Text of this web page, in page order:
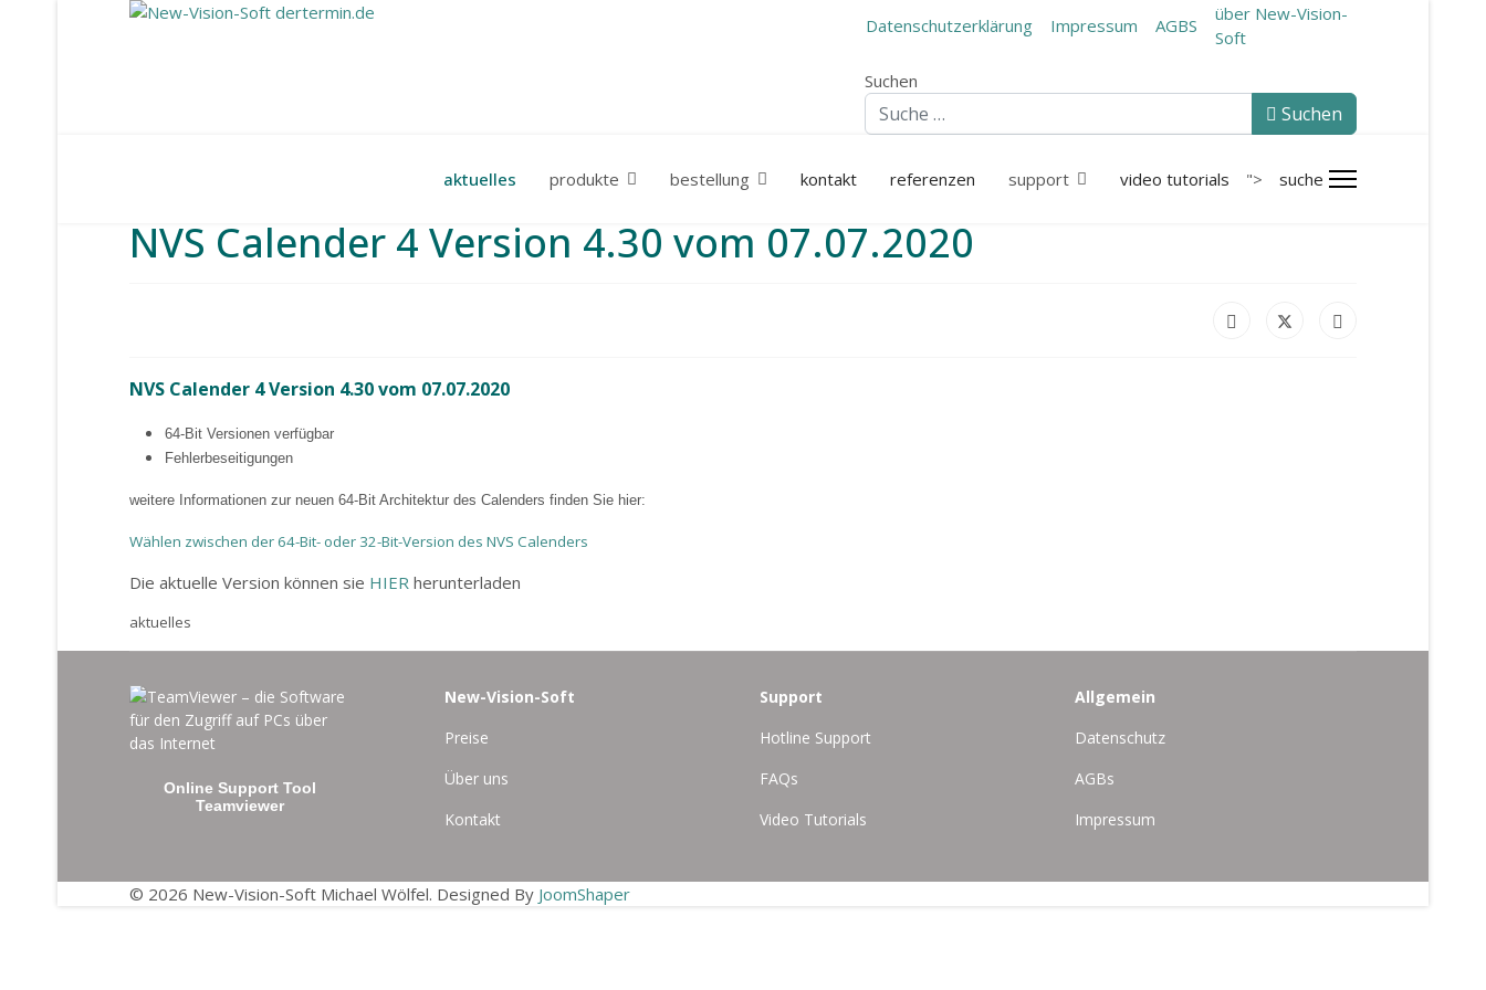
Datenschutzerklärung Impressum AGBS
über New-Vision-
Soft
Suchen
Suchen
aktuelles produkte bestellung kontakt referenzen support video tutorials "> suche
NVS Calender 4 Version 4.30 vom 07.07.2020
NVS Calender 4 Version 4.30 vom 07.07.2020
64-Bit Versionen verfügbar
Fehlerbeseitigungen
weitere Informationen zur neuen 64-Bit Architektur des Calenders finden Sie hier:
Wählen zwischen der 64-Bit- oder 32-Bit-Version des NVS Calenders
Die aktuelle Version können sie HIER herunterladen
aktuelles
Online Support Tool
Teamviewer
New-Vision-Soft
Preise
Über uns
Kontakt
Support
Hotline Support
FAQs
Video Tutorials
Allgemein
Datenschutz
AGBs
Impressum
© 2026 New-Vision-Soft Michael Wölfel. Designed By JoomShaper